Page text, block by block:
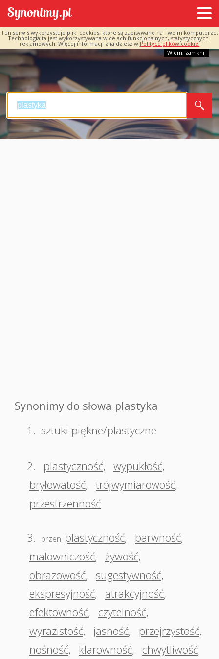
Ten serwis wykorzystuje pliki cookies, które są zapisywane na Twoim komputerze.
Technologia ta jest wykorzystywana w celach funkcjonalnych, statystycznych i
reklamowych. Więcej informacji znajdziesz w Polityce plików cookie.
Wiem, zamknij
Synonimy do słowa plastyka
1. sztuki piękne/plastyczne
2. plastyczność, wypukłość,
bryłowatość, trójwymiarowość,
przestrzenność
3. przen. plastyczność, barwność,
malowniczość, żywość,
obrazowość, sugestywność,
ekspresyjność, atrakcyjność,
efektowność, czytelność,
wyrazistość, jasność, przejrzystość,
nośność, klarowność, chwytliwość